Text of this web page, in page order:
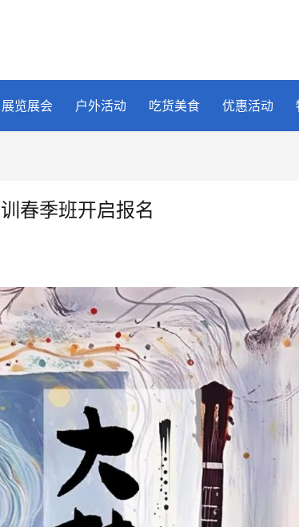
展览展会 户外活动 吃货美食 优惠活动
春季班开启报名